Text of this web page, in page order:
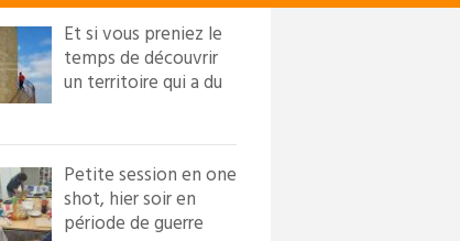
Et si vous preniez le
temps de découvrir
un territoire qui a du
Petite session en one
shot, hier soir en
période de guerre